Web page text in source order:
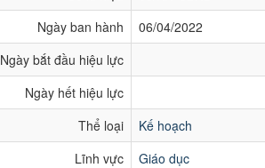
Ngày ban hành
06/04/2022
Ngày bắt đầu hiệu lực
Ngày hết hiệu lực
Thể loại
Kế hoạch
Lĩnh vực
Giáo dục